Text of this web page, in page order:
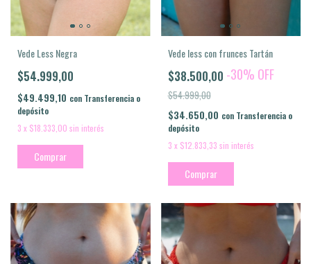
Vede Less Negra
$54.999,00
$49.499,10 con Transferencia o
depósito
3 x $18.333,00 sin interés
Comprar
Vede less con frunces Tartán
$38.500,00 -30% OFF
$54.999,00
$34.650,00 con Transferencia o
depósito
3 x $12.833,33 sin interés
Comprar